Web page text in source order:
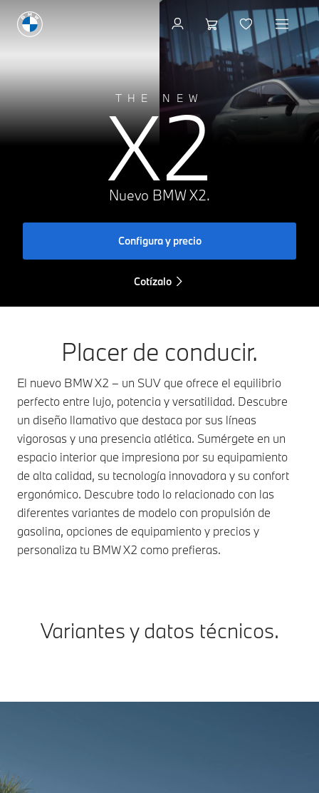
THE NEW
X2
Nuevo BMW X2.
Configura y precio
Cotízalo
Placer de conducir.
El nuevo BMW X2 – un SUV que ofrece el equilibrio
perfecto entre lujo, potencia y versatilidad. Descubre
un diseño llamativo que destaca por sus líneas
vigorosas y una presencia atlética. Sumérgete en un
espacio interior que impresiona por su equipamiento
de alta calidad, su tecnología innovadora y su confort
ergonómico. Descubre todo lo relacionado con las
diferentes variantes de modelo con propulsión de
gasolina, opciones de equipamiento y precios y
personaliza tu BMW X2 como prefieras.
Variantes y datos técnicos.